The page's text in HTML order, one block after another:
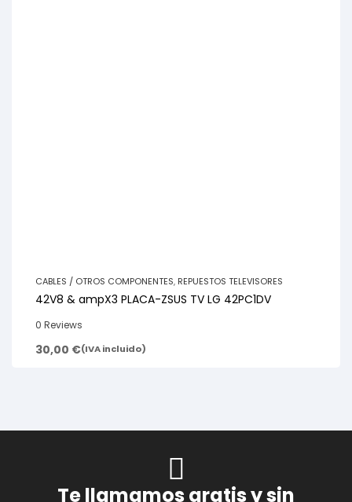
CABLES / OTROS COMPONENTES, REPUESTOS TELEVISORES
42V8 & ampX3 PLACA-ZSUS TV LG 42PC1DV
0 Reviews
30,00 €(IVA incluido)
Te llamamos gratis y sin